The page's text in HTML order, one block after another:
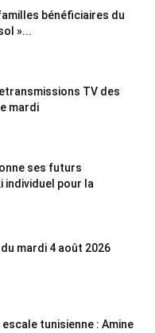
bénéficiaires du
»...
TV des
mardi
ses futurs
individuel pour la
mardi 4 août 2026
tunisienne : Amine